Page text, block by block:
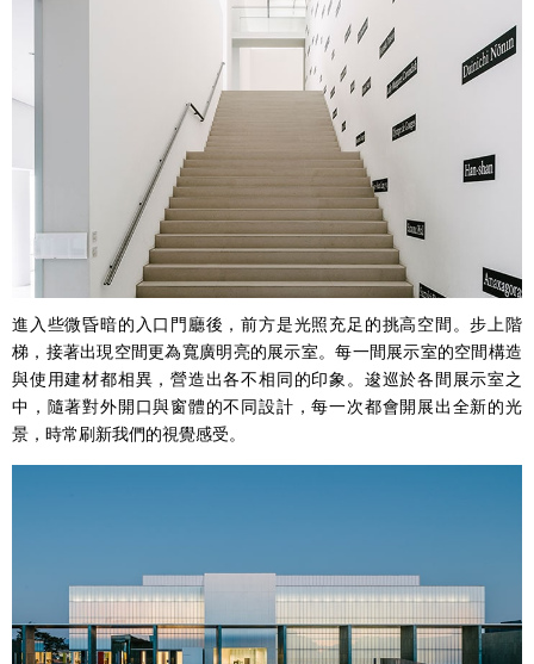
進入些微昏暗的入口門廳後，前方是光照充足的挑高空間。步上階
梯，接著出現空間更為寬廣明亮的展示室。每一間展示室的空間構造
與使用建材都相異，營造出各不相同的印象。逡巡於各間展示室之
中，隨著對外開口與窗體的不同設計，每一次都會開展出全新的光
景，時常刷新我們的視覺感受。